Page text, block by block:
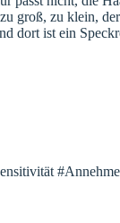
groß, zu klein,
dort ist ein